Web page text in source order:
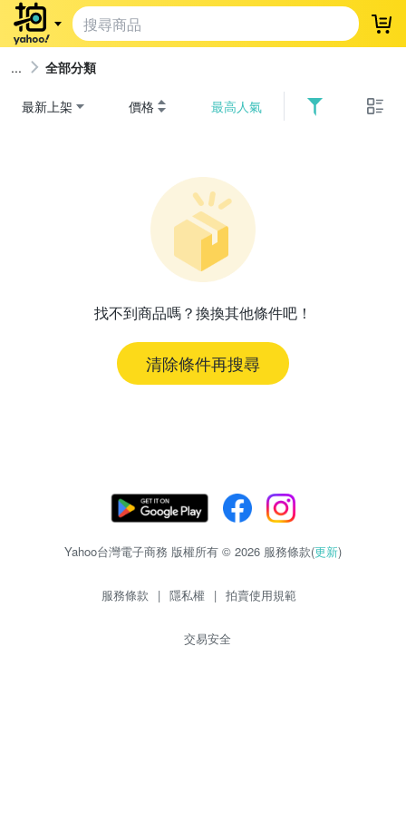
登
全部分類
最新上架 價格 最高人氣
找不到商品嗎？換換其他條件吧！
清除條件再搜尋
Yahoo台灣電子商務 版權所有 © 2026 服務條款(更新)
服務條款 | 隱私權 | 拍賣使用規範
交易安全